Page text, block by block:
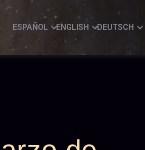
ESPAÑOL ENGLISH DEUTSCH